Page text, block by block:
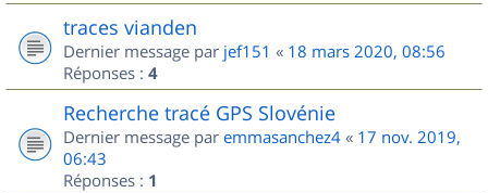
traces vianden
Dernier message par jef151 « 18 mars 2020, 08:56
Réponses : 4
Recherche tracé GPS Slovénie
Dernier message par emmasanchez4 « 17 nov. 2019,
06:43
Réponses : 1